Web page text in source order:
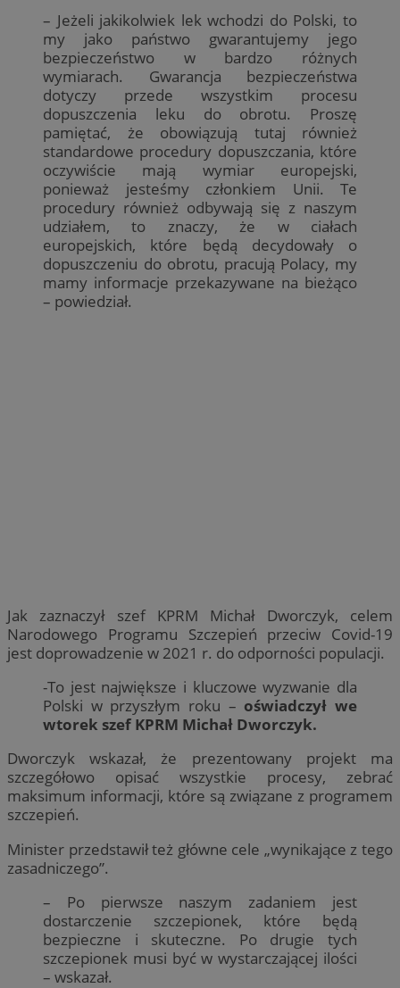
– Jeżeli jakikolwiek lek wchodzi do Polski, to
my jako państwo gwarantujemy jego
bezpieczeństwo w bardzo różnych
wymiarach. Gwarancja bezpieczeństwa
dotyczy przede wszystkim procesu
dopuszczenia leku do obrotu. Proszę
pamiętać, że obowiązują tutaj również
standardowe procedury dopuszczania, które
oczywiście mają wymiar europejski,
ponieważ jesteśmy członkiem Unii. Te
procedury również odbywają się z naszym
udziałem, to znaczy, że w ciałach
europejskich, które będą decydowały o
dopuszczeniu do obrotu, pracują Polacy, my
mamy informacje przekazywane na bieżąco
– powiedział.
Jak zaznaczył szef KPRM Michał Dworczyk, celem
Narodowego Programu Szczepień przeciw Covid-19
jest doprowadzenie w 2021 r. do odporności populacji.
-To jest największe i kluczowe wyzwanie dla
Polski w przyszłym roku – oświadczył we
wtorek szef KPRM Michał Dworczyk.
Dworczyk wskazał, że prezentowany projekt ma
szczegółowo opisać wszystkie procesy, zebrać
maksimum informacji, które są związane z programem
szczepień.
Minister przedstawił też główne cele „wynikające z tego
zasadniczego”.
– Po pierwsze naszym zadaniem jest
dostarczenie szczepionek, które będą
bezpieczne i skuteczne. Po drugie tych
szczepionek musi być w wystarczającej ilości
– wskazał.